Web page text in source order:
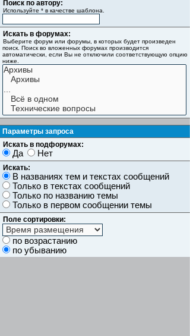
Поиск по автору:
Используйте * в качестве шаблона.
Искать в форумах:
Выберите форум или форумы, в которых будет произведен
поиск. Поиск во вложенных форумах производится
автоматически, если Вы не отключили соответствующую опцию
ниже.
Параметры запроса
Искать в подфорумах:
Да Нет
Искать:
В названиях тем и текстах сообщений
Только в текстах сообщений
Только по названию темы
Только в первом сообщении темы
Поле сортировки:
по возрастанию
по убыванию